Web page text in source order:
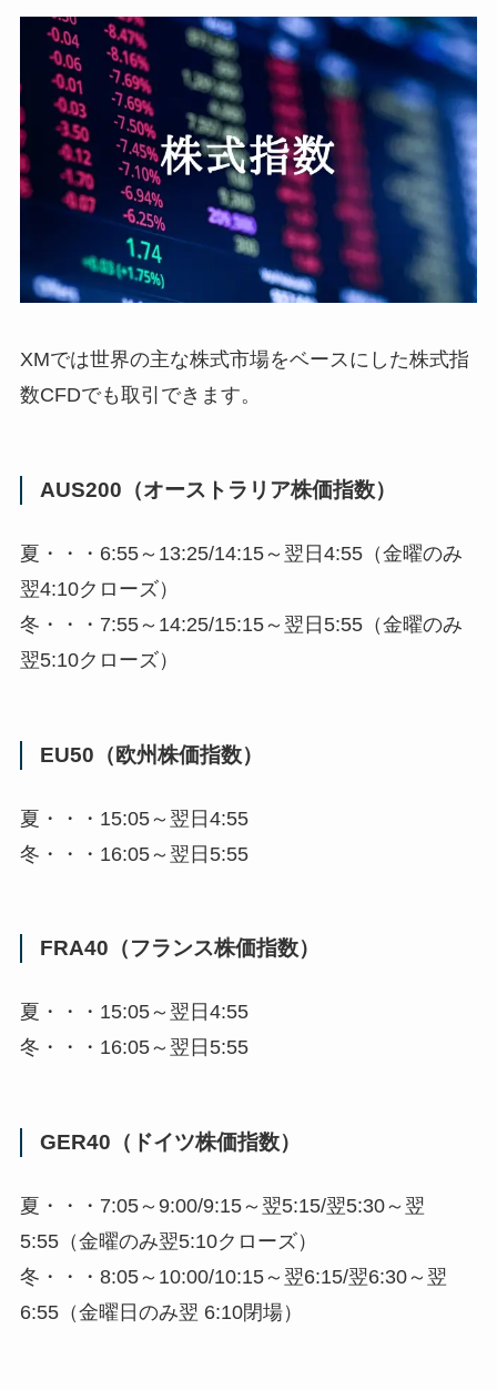
XMでは世界の主な株式市場をベースにした株式指
数CFDでも取引できます。
AUS200（オーストラリア株価指数）
夏・・・6:55～13:25/14:15～翌日4:55（金曜のみ
翌4:10クローズ）
冬・・・7:55～14:25/15:15～翌日5:55（金曜のみ
翌5:10クローズ）
EU50（欧州株価指数）
夏・・・15:05～翌日4:55
冬・・・16:05～翌日5:55
FRA40（フランス株価指数）
夏・・・15:05～翌日4:55
冬・・・16:05～翌日5:55
GER40（ドイツ株価指数）
夏・・・7:05～9:00/9:15～翌5:15/翌5:30～翌
5:55（金曜のみ翌5:10クローズ）
冬・・・8:05～10:00/10:15～翌6:15/翌6:30～翌
6:55（金曜日のみ翌 6:10閉場）